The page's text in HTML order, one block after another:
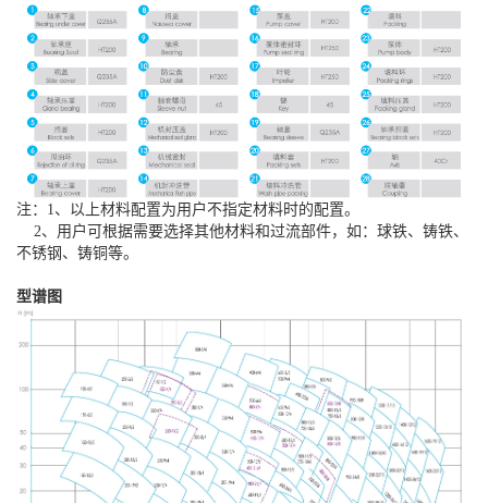
注：1、以上材料配置为用户不指定材料时的配置。
2、用户可根据需要选择其他材料和过流部件，如：球铁、铸铁、
不锈钢、铸铜等。
型谱图